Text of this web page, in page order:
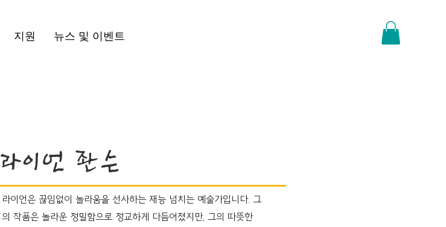
지원 뉴스 및 이벤트
라이언 좐슨
라이언은 끊임없이 놀라움을 선사하는 재능 넘치는 예술가입니다. 그
의 작품은 놀라운 정밀함으로 정교하게 다듬어졌지만, 그의 따뜻한